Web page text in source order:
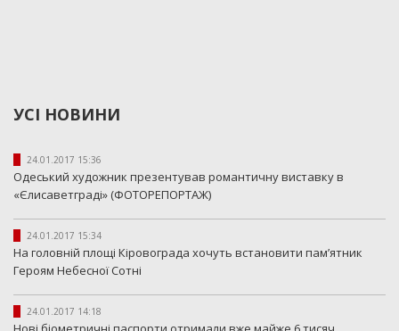
УСІ НОВИНИ
24.01.2017 15:36
Одеський художник презентував романтичну виставку в
«Єлисаветграді» (ФОТОРЕПОРТАЖ)
24.01.2017 15:34
На головній площі Кіровограда хочуть встановити пам’ятник
Героям Небесної Сотні
24.01.2017 14:18